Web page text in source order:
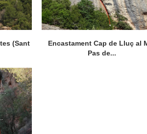
(Sant
Encastament Cap de Lluç al
Pas de...